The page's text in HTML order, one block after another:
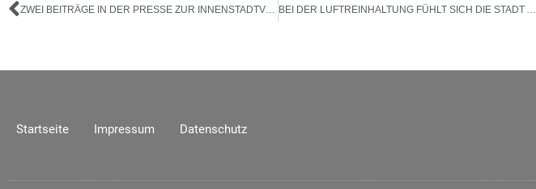
ZWEI BEITRÄGE IN DER PRESSE ZUR INNENSTADTVERDICHTUNG BEI DER LUFTREINHALTUNG FÜHLT SICH DIE STADT ALLEINGELASSEN
Startseite Impressum Datenschutz